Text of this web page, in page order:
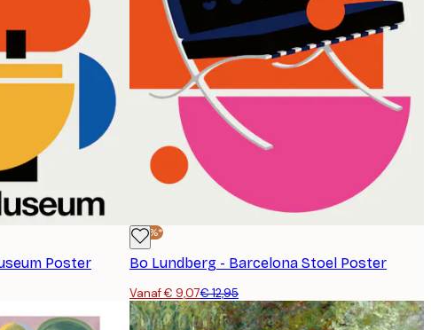
Poster
-30%*
Bo Lundberg - Barcelona Stoel Poster
Vanaf € 9,07€ 12,95